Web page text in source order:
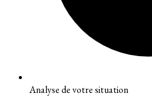
Analyse de votre situation